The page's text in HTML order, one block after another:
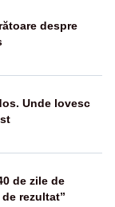
despre
Unde lovesc
de zile de
rezultat”